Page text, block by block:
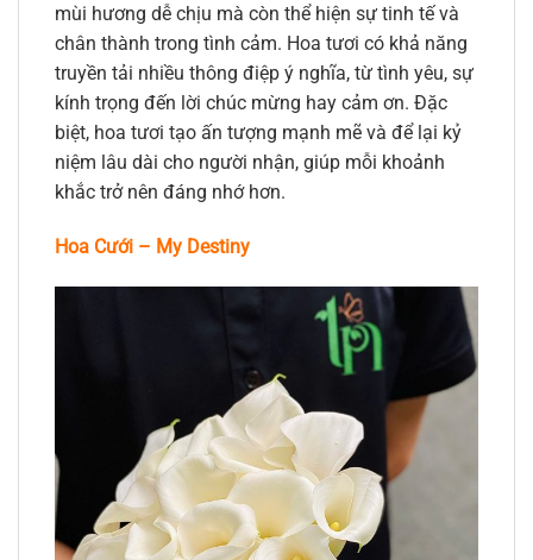
mùi hương dễ chịu mà còn thể hiện sự tinh tế và
chân thành trong tình cảm. Hoa tươi có khả năng
truyền tải nhiều thông điệp ý nghĩa, từ tình yêu, sự
kính trọng đến lời chúc mừng hay cảm ơn. Đặc
biệt, hoa tươi tạo ấn tượng mạnh mẽ và để lại kỷ
niệm lâu dài cho người nhận, giúp mỗi khoảnh
khắc trở nên đáng nhớ hơn.
Hoa Cưới – My Destiny